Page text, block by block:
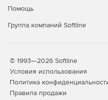
Помощь
Группа компаний Softline
© 1993—2026 Softline
Условия использования
Политика
Правила продажи